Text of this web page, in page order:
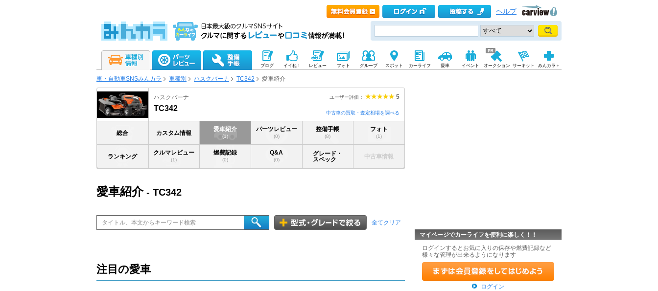
ヘルプ
ブログ イイね！ レビュー フォト グループ スポット カーライフ 愛車 イベント オークション サーキット みんカラ＋
車・自動車SNSみんカラ 車種別 ハスクバーナ TC342 愛車紹介
ユーザー評価： 5
ハスクバーナ
TC342
中古車の買取・査定相場を調べる
総合 カスタム情報
愛車紹介
(1)
パーツレビュー
(0)
整備手帳
(8)
フォト
(1)
ランキング
クルマレビュー
(1)
燃費記録
(0)
Q&A
(0)
グレード・
スペック
中古車情報
愛車紹介- TC342
全てクリア
注目の愛車
マイページでカーライフを便利に楽しく！！
ログインするとお気に入りの保存や燃費記録など
様々な管理が出来るようになります
ログイン